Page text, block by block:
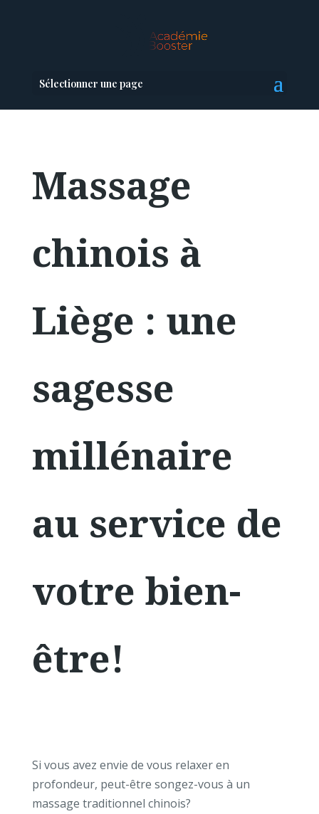
Sélectionner une page
Massage
chinois à
Liège : une
sagesse
millénaire
au service de
votre bien-
être!
Si vous avez envie de vous relaxer en
profondeur, peut-être songez-vous à un
massage traditionnel chinois?